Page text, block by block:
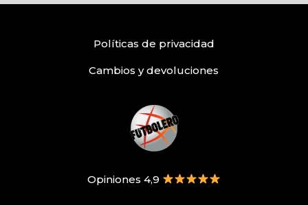
Políticas de privacidad
Cambios y devoluciones
Opiniones 4,9